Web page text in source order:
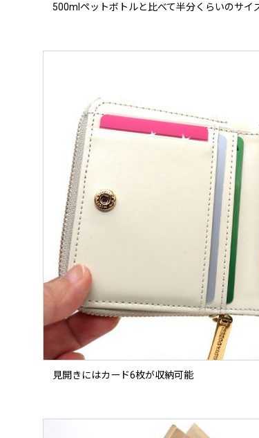
500mlペットボトルと比べて半分くらいのサイ
見開きにはカード6枚が収納可能